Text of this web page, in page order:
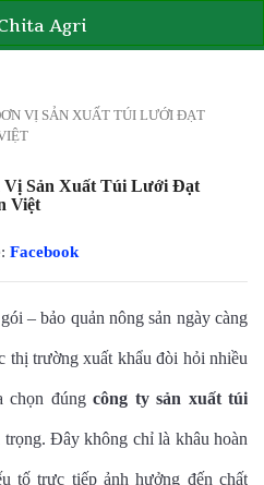
VỊ SẢN XUẤT TÚI LƯỚI ĐẠT
Sản Xuất Túi Lưới Đạt
Việt
Facebook
– bảo quản nông sản ngày càng
thị trường xuất khẩu đòi hỏi nhiều
chọn đúng công ty sản xuất túi
Đây không chỉ là khâu hoàn
tố trực tiếp ảnh hưởng đến chất
Agri